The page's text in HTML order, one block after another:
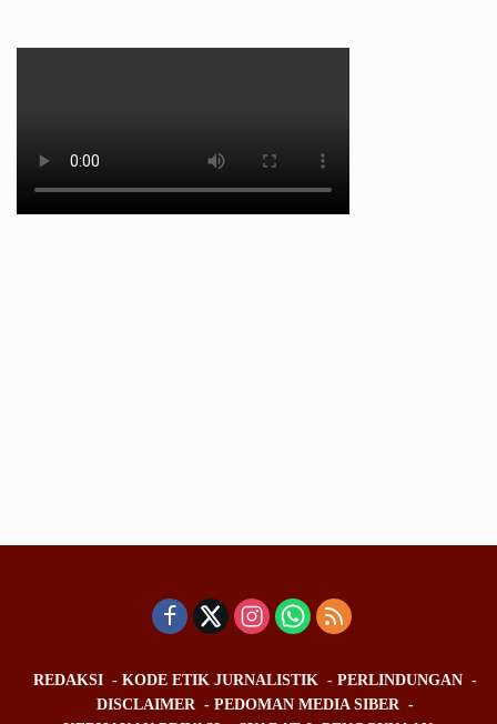
REDAKSI KODE ETIK JURNALISTIK
PERLINDUNGAN
DISCLAIMER
PEDOMAN MEDIA SIBER